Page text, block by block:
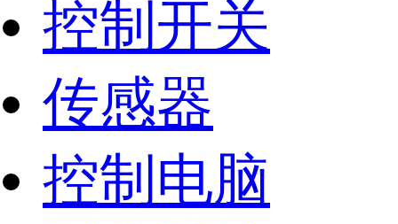
控制开关
传感器
控制电脑